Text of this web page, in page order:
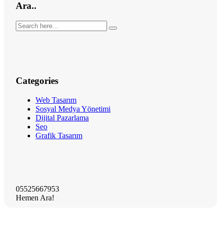
Ara..
Categories
Web Tasarım
Sosyal Medya Yönetimi
Dijital Pazarlama
Seo
Grafik Tasarım
05525667953
Hemen Ara!